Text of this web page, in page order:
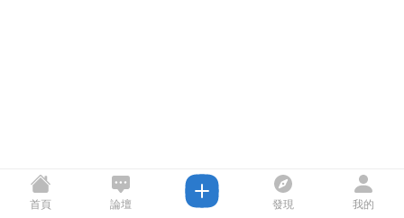
首頁 論壇 發現 我的